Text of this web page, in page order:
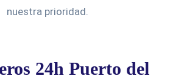
nuestra prioridad.
24h Puerto del